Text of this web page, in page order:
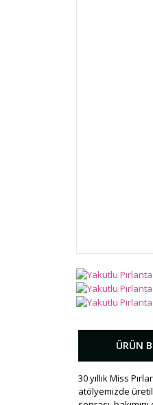
ÜRÜN
30 yıllık Miss
atölyemizde